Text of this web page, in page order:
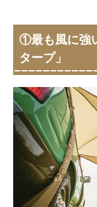
①最も風に強
タープ」